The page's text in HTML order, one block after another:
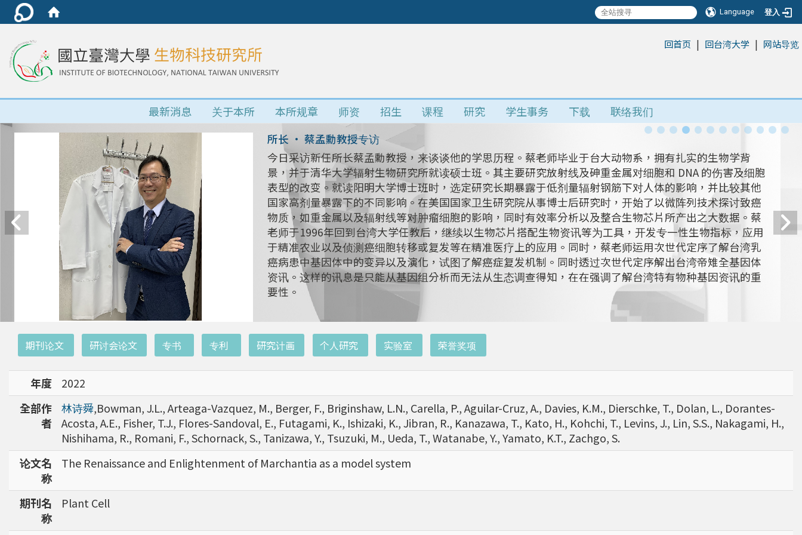
Language 登入
回首页 | 回台湾大学 | 网站导览
最新消息 关于本所 本所规章 师资 招生 课程 研究 学生事务 下载 联络我们
所长 • 蔡孟勳教授专访
今日采访新任所长蔡孟勳教授，来谈谈他的学思历程。蔡老师毕业于台大动物系，拥有扎实的生物学背
景，并于清华大学辐射生物研究所就读硕士班。其主要研究放射线及砷重金属对细胞和 DNA 的伤害及细胞
表型的改变。就读阳明大学博士班时，选定研究长期暴露于低剂量辐射钢筋下对人体的影响，并比较其他
国家高剂量暴露下的不同影响。在美国国家卫生研究院从事博士后研究时，开始了以微阵列技术探讨致癌
物质，如重金属以及辐射线等对肿瘤细胞的影响，同时有效率分析以及整合生物芯片所产出之大数据。蔡
老师于1996年回到台湾大学任教后，继续以生物芯片搭配生物资讯等为工具，开发专一性生物指标，应用
于精准农业以及侦测癌细胞转移或复发等在精准医疗上的应用。同时，蔡老师运用次世代定序了解台湾乳
癌病患中基因体中的变异以及演化，试图了解癌症复发机制。同时透过次世代定序解出台湾帝雉全基因体
资讯。这样的讯息是只能从基因组分析而无法从生态调查得知，在在强调了解台湾特有物种基因资讯的重
要性。
期刊论文 研讨会论文 专书 专利 研究计画 个人研究 实验室 荣誉奖项
年度
2022
全部作
者
林诗舜,Bowman, J.L., Arteaga-Vazquez, M., Berger, F., Briginshaw, L.N., Carella, P., Aguilar-Cruz, A., Davies, K.M., Dierschke, T., Dolan, L., Dorantes-
Acosta, A.E., Fisher, T.J., Flores-Sandoval, E., Futagami, K., Ishizaki, K., Jibran, R., Kanazawa, T., Kato, H., Kohchi, T., Levins, J., Lin, S.S., Nakagami, H.,
Nishihama, R., Romani, F., Schornack, S., Tanizawa, Y., Tsuzuki, M., Ueda, T., Watanabe, Y., Yamato, K.T., Zachgo, S.
论文名
称
The Renaissance and Enlightenment of Marchantia as a model system
期刊名
称
Plant Cell